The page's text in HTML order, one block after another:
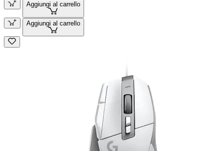
Aggiungi al carrello
Aggiungi al carrello